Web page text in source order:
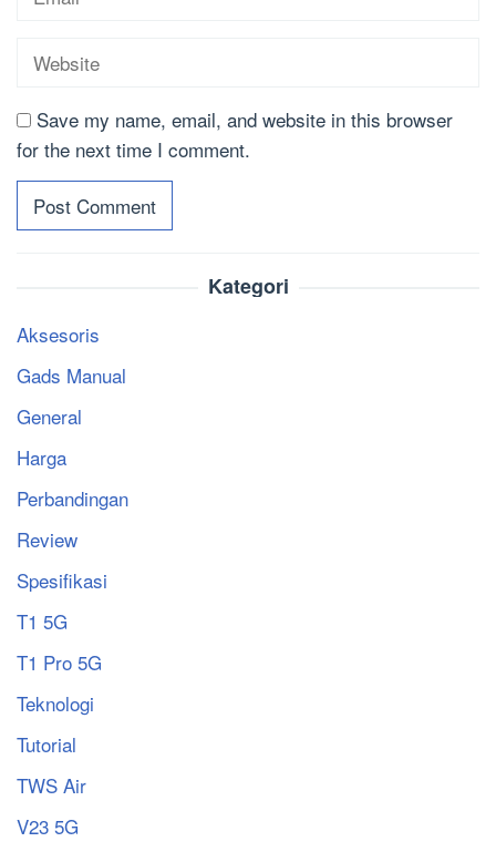
Save my name, email, and website in this browser
for the next time I comment.
Kategori
Aksesoris
Gads Manual
General
Harga
Perbandingan
Review
Spesifikasi
T1 5G
T1 Pro 5G
Teknologi
Tutorial
TWS Air
V23 5G